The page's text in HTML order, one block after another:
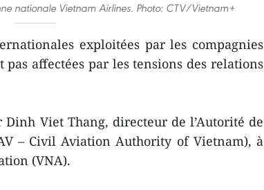
nationale Vietnam Airlines. Photo: CTV/Vietnam+
exploitées par les compagnies
affectées par les tensions des relations
Dinh Viet Thang, directeur de l’Autorité de
– Civil Aviation Authority of Vietnam), à
(VNA).